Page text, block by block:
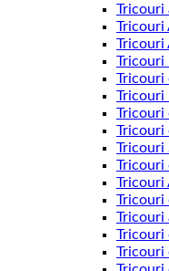
Tricouri
Tricouri
Tricouri
Tricouri
Tricouri
Tricouri
Tricouri
Tricouri
Tricouri
Tricouri
Tricouri
Tricouri
Tricouri
Tricouri
Tricouri